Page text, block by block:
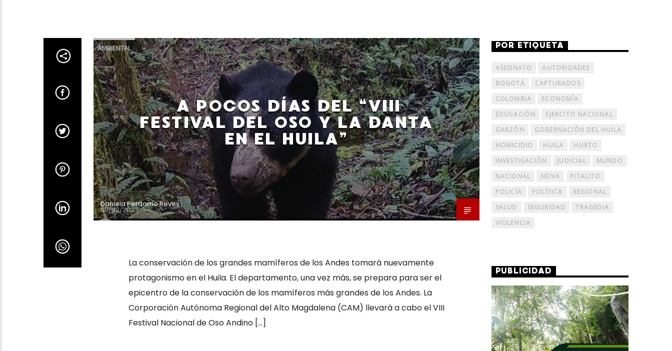
AMBIENTAL
A POCOS DÍAS DEL “VIII
FESTIVAL DEL OSO Y LA DANTA
EN EL HUILA”
Daniela Perdomo Reyes
08/03/2023
La conservación de los grandes mamíferos de los Andes tomará nuevamente
protagonismo en el Huila. El departamento, una vez más, se prepara para ser el
epicentro de la conservación de los mamíferos más grandes de los Andes. La
Corporación Autónoma Regional del Alto Magdalena (CAM) llevará a cabo el VIII
Festival Nacional de Oso Andino […]
POR ETIQUETA
ASESINATO
AUTORIDADES
BOGOTÁ
CAPTURADOS
COLOMBIA
ECONOMÍA
EDUCACIÓN
EJERCITO NACIONAL
GARZÓN
GOBERNACIÓN DEL HUILA
HOMICIDIO
HUILA
HURTO
INVESTIGACIÓN
JUDICIAL
MUNDO
NACIONAL
NEIVA
PITALITO
POLICÍA
POLÍTICA
REGIONAL
SALUD
SEGURIDAD
TRAGEDIA
VIOLENCIA
PUBLICIDAD